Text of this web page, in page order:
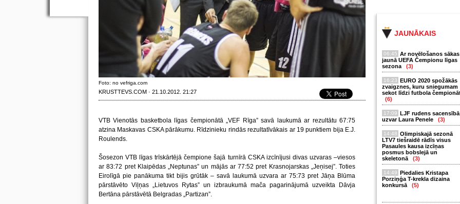
JAUNĀKAIS
06:45 Ar novēlošanos sākas
jaunā UEFA Čempionu līgas
sezona
(3)
16:23 EURO 2020 spožākās
zvaigznes, kuru sniegumam
sekot līdzi futbola
(6)
17:09 LJF rudens
uzvar Laura Penele
(3)
14:48 Olimpiskajā sezonā
LTV7 tiešraidē rādīs visus
Pasaules kausa izcīņas
posmus bobslejā un
skeletonā
(3)
14:49 Piedalies Kristapa
Porziņģa T-krekla dizaina
konkursā
(5)
Foto: no vefriga.com
KRUSTTEVS.COM · 21.10.2012. 21:27
VTB Vienotās basketbola līgas čempionātā „VEF Rīga” savā laukumā ar rezultātu 67:75
atzina Maskavas CSKA pārākumu. Rīdzinieku rindās rezultatīvākais ar 19 punktiem bija E.J.
Roulends.
Šosezon VTB līgas trīskārtējā čempione šajā turnīrā CSKA izcīnījusi divas uzvaras –viesos
ar 83:72 pret Klaipēdas „Neptunas” un mājās ar 77:52 pret Krasnojarskas „Jeņisej”. Toties
Eirolīgā pie panākuma tikt bijis grūtāk – savā laukumā uzvara ar 75:73 pret Jāņa Blūma
pārstāvēto Viļņas „Lietuvos Rytas” un izbraukumā mača pagarinājumā uzveikta Dāvja
Bertāna pārstāvētā Belgradas „Partizan”.